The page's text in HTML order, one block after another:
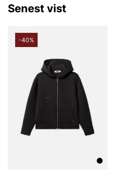
inspireret stil. Opdag Woodbird
Senest vist
-40%